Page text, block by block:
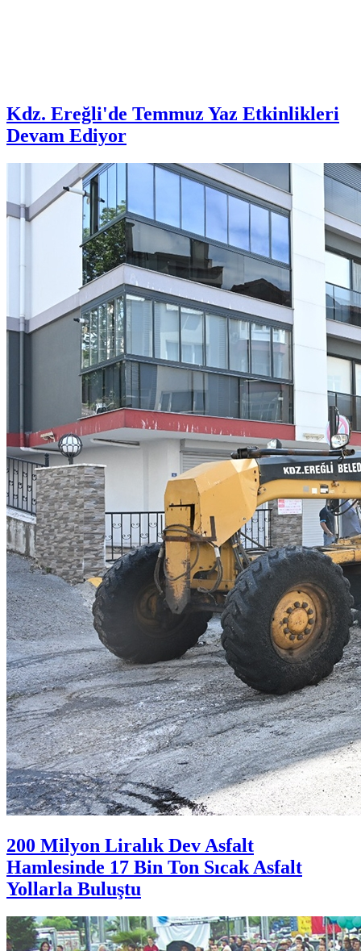
Kdz. Ereğli'de Temmuz Yaz Etkinlikleri
Devam Ediyor
200 Milyon Liralık Dev Asfalt
Hamlesinde 17 Bin Ton Sıcak Asfalt
Yollarla Buluştu